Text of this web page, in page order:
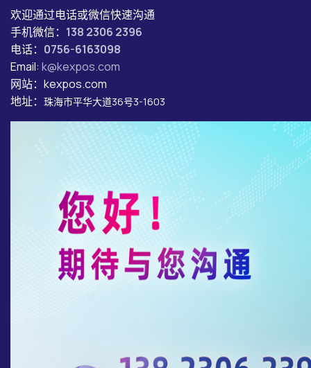
欢迎通过电话或微信快速沟通
手机微信： 138 2306 2396
电话： 0756-6163098
Email: k@kexpos.com
网站：kexpos.com
地址： 珠海市平华大道36号3-1603